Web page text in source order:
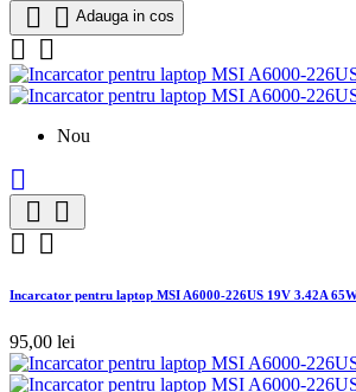
  Adauga in cos
 
Nou

 
 
Incarcator pentru laptop MSI A6000-226US 19V 3.42A
95,00 lei